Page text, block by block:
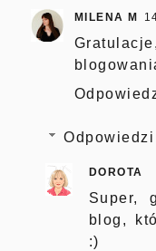
MILENA M
Odpowiedzi
DOROTA
Super,
blog,
:)